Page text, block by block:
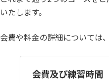
いたします。
会費や料金の詳細については
会費及び練習時間